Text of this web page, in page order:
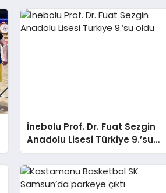
İnebolu Prof. Dr. Fuat Sezgin
Anadolu Lisesi Türkiye 9.’su
oldu